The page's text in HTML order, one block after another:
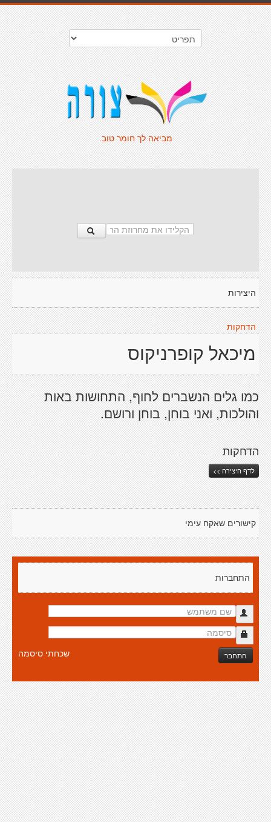
מביאה לך חומר טוב.
היצירות
הדחקות
מיכאל קופרניקוס
כמו גלים הנשברים לחוף, התחושות באות
והולכות, ואני בוחן, בוחן ורושם.
הדחקות
לדף היצירה >>
קישורים שאקח עימי
התחברות
התחבר שכחתי סיסמה